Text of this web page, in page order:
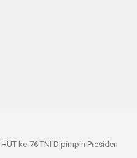
ke-76 TNI Dipimpin Presiden